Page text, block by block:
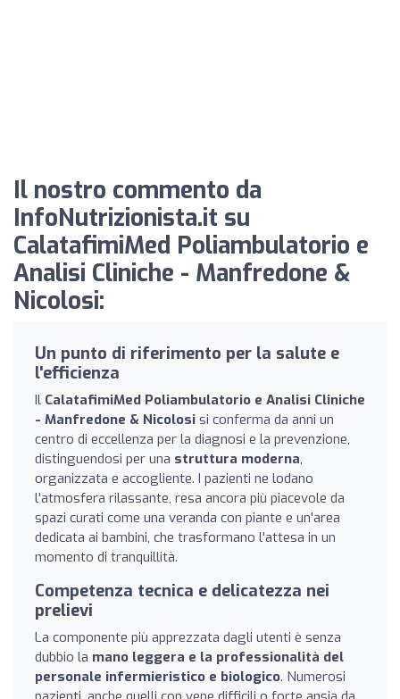
Il nostro commento da
InfoNutrizionista.it su
CalatafimiMed Poliambulatorio e
Analisi Cliniche - Manfredone &
Nicolosi:
Un punto di riferimento per la salute e
l'efficienza
Il CalatafimiMed Poliambulatorio e Analisi Cliniche
- Manfredone & Nicolosi si conferma da anni un
centro di eccellenza per la diagnosi e la prevenzione,
distinguendosi per una struttura moderna,
organizzata e accogliente. I pazienti ne lodano
l'atmosfera rilassante, resa ancora più piacevole da
spazi curati come una veranda con piante e un'area
dedicata ai bambini, che trasformano l'attesa in un
momento di tranquillità.
Competenza tecnica e delicatezza nei
prelievi
La componente più apprezzata dagli utenti è senza
dubbio la mano leggera e la professionalità del
personale infermieristico e biologico. Numerosi